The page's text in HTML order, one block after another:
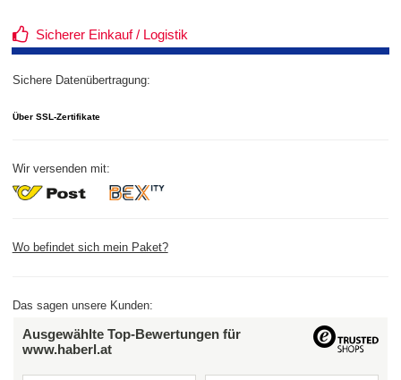
Sicherer Einkauf / Logistik
Sichere Datenübertragung:
Über SSL-Zertifikate
Wir versenden mit:
Wo befindet sich mein Paket?
Das sagen unsere Kunden:
Ausgewählte Top-Bewertungen für
www.haberl.at